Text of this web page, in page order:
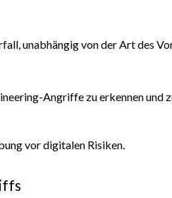
unabhängig von der Art des
Angriffe zu erkennen und
vor digitalen Risiken.